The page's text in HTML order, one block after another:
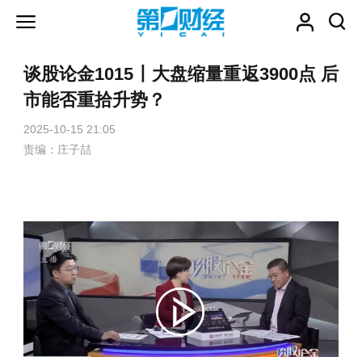
谈股论金1015丨大盘缩量重返3900点 后
市能否重拾升势？
2025-10-15 21:05
责编：庄子喆